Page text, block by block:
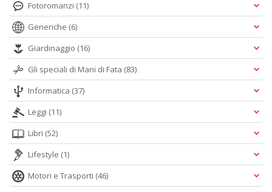
Fotoromanzi (11)
Generiche (6)
Giardinaggio (16)
Gli speciali di Mani di Fata (83)
Informatica (37)
Leggi (11)
Libri (52)
Lifestyle (1)
Motori e Trasporti (46)